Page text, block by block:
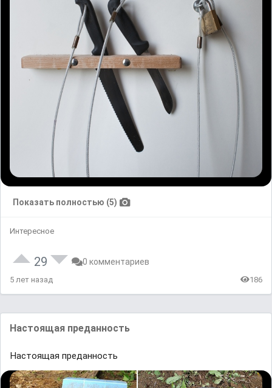
Показать полностью (5)
Интересное
29 0 комментариев
5 лет назад 186
Настоящая преданность
Настоящая преданность